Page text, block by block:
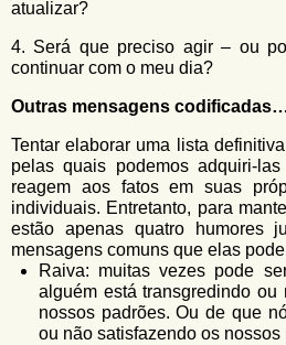
atualizar?
4. Será que preciso agir – ou
continuar com o meu dia?
Outras mensagens
Tentar elaborar uma lista
pelas quais podemos adquiri-
reagem aos fatos em suas
individuais. Entretanto, para
estão apenas quatro humores
mensagens comuns que elas
Raiva: muitas vezes pode
alguém está transgredindo
nossos padrões. Ou de que
ou não satisfazendo os nossos